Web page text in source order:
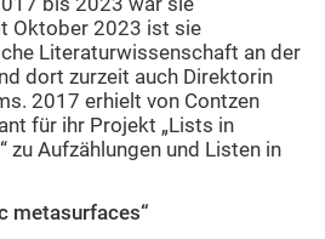
Oktober 2023 ist sie
Literaturwissenschaft an der
dort zurzeit auch Direktorin
2017 erhielt von Contzen
für ihr Projekt „Lists in
zu Aufzählungen und Listen in
metasurfaces“